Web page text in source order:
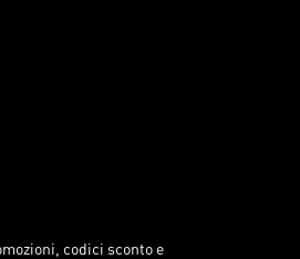
codici sconto e